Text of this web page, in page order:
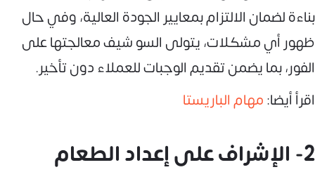
بناءة لضمان الالتزام بمعايير الجودة العالية، وفي حال
ظهور أي مشكلات، يتولى السو شيف معالجتها على
الفور، بما يضمن تقديم الوجبات للعملاء دون تأخير.
اقرأ أيضا:مهام الباريستا
2- الإشراف على إعداد الطعام